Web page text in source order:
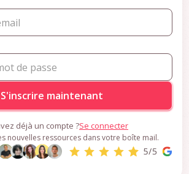
déjà un compte ?Se connecter
nouvelles ressources dans votre boîte mail.
vous gratuitement et
+100 ressources
?
24h.